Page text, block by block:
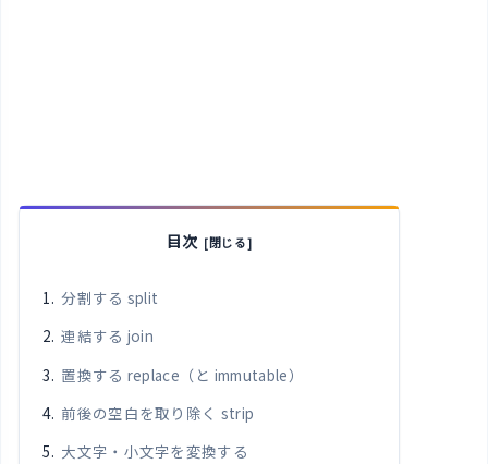
目次
分割する split
連結する join
置換する replace（と immutable）
前後の空白を取り除く strip
大文字・小文字を変換する